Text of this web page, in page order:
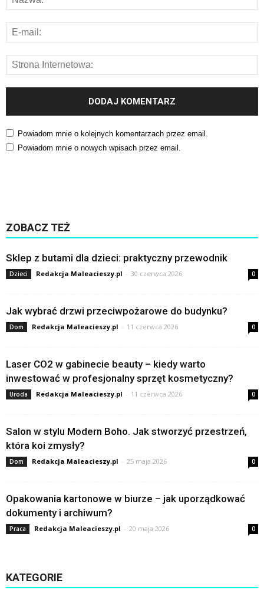
Powiadom mnie o kolejnych komentarzach przez email.
Powiadom mnie o nowych wpisach przez email.
ZOBACZ TEŻ
Sklep z butami dla dzieci: praktyczny przewodnik
Dzieci Redakcja Maleacieszy.pl - 30 czerwca 2026 0
Jak wybrać drzwi przeciwpożarowe do budynku?
Dom Redakcja Maleacieszy.pl - 11 czerwca 2026 0
Laser CO2 w gabinecie beauty – kiedy warto
inwestować w profesjonalny sprzęt kosmetyczny?
Uroda Redakcja Maleacieszy.pl - 11 czerwca 2026 0
Salon w stylu Modern Boho. Jak stworzyć przestrzeń,
która koi zmysły?
Dom Redakcja Maleacieszy.pl - 25 maja 2026 0
Opakowania kartonowe w biurze – jak uporządkować
dokumenty i archiwum?
Praca Redakcja Maleacieszy.pl - 20 maja 2026 0
KATEGORIE